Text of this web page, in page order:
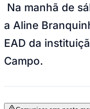
Na manhã de
a Aline
EAD da
Campo.